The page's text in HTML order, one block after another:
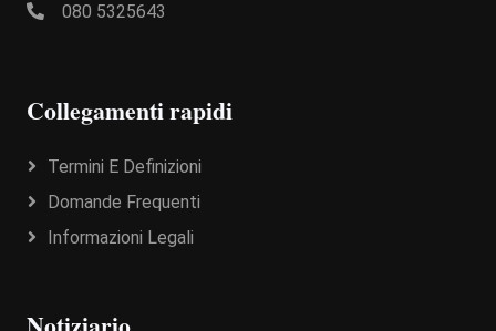
080 5325643
Collegamenti rapidi
Termini E Definizioni
Domande Frequenti
Informazioni Legali